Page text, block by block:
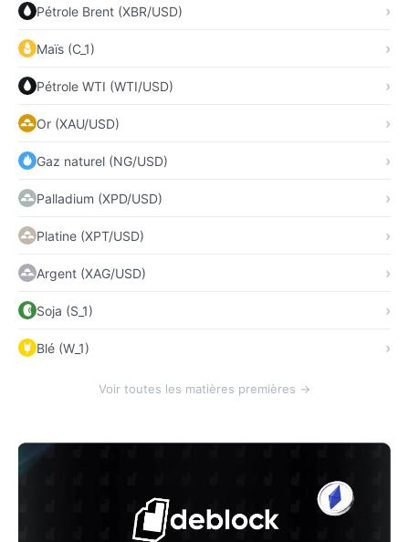
Pétrole Brent (XBR/USD)
Maïs (C_1)
Pétrole WTI (WTI/USD)
Or (XAU/USD)
Gaz naturel (NG/USD)
Palladium (XPD/USD)
Platine (XPT/USD)
Argent (XAG/USD)
Soja (S_1)
Blé (W_1)
Voir toutes les matières premières →